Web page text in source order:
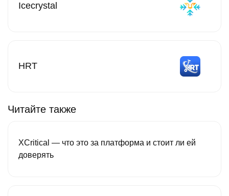
Icecrystal
HRT
Читайте также
XCritical — что это за платформа и стоит ли ей
доверять